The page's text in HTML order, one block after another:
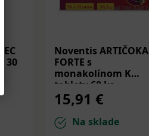
30
Noventis ARTIČOKA
FORTE s
monakolínom K
tablety 60 ks
15,91 €
Na sklade